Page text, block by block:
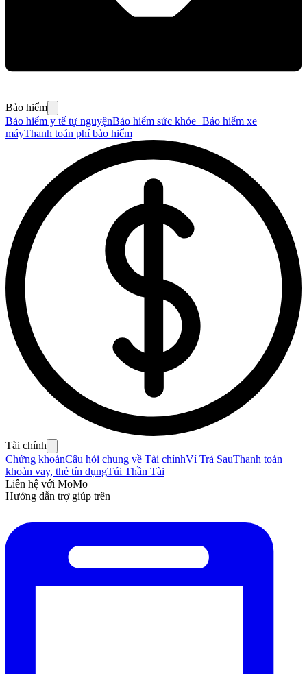
Bảo hiểm
Bảo hiểm y tế tự nguyệnBảo hiểm sức khỏe+Bảo hiểm xe
máyThanh toán phí bảo hiểm
Tài chính
Chứng khoánCâu hỏi chung về Tài chínhVí Trả SauThanh toán
khoản vay, thẻ tín dụngTúi Thần Tài
Liên hệ với MoMo
Hướng dẫn trợ giúp trên